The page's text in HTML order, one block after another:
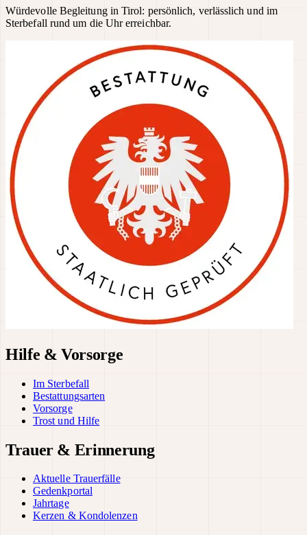
Würdevolle Begleitung in Tirol: persönlich, verlässlich und im
Sterbefall rund um die Uhr erreichbar.
Hilfe & Vorsorge
Im Sterbefall
Bestattungsarten
Vorsorge
Trost und Hilfe
Trauer & Erinnerung
Aktuelle Trauerfälle
Gedenkportal
Jahrtage
Kerzen & Kondolenzen